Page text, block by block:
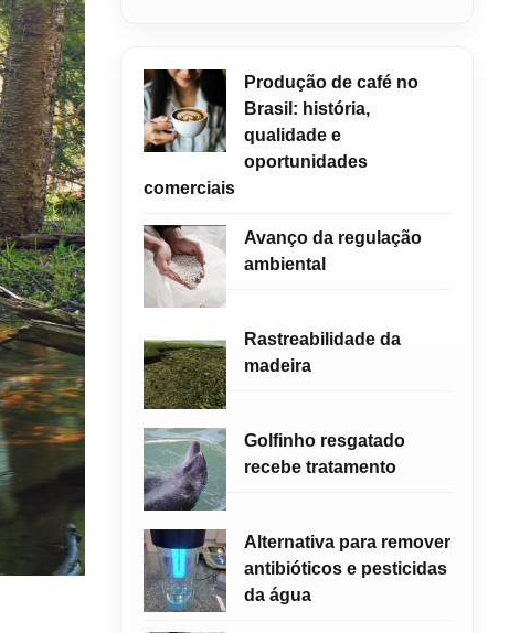
Produção de café no
Brasil: história,
qualidade e
oportunidades
comerciais
Avanço da regulação
ambiental
Rastreabilidade da
madeira
Golfinho resgatado
recebe tratamento
Alternativa para remover
antibióticos e pesticidas
da água